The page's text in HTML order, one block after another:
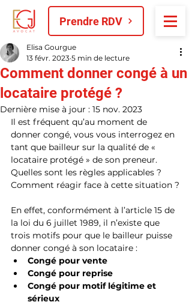
Prendre RDV
Comment donner congé à un
locataire protégé ?
Elisa Gourgue
13 févr. 2023 5 min de lecture
Dernière mise à jour : 15 nov. 2023
Il est fréquent qu’au moment de
donner congé, vous vous interrogez en
tant que bailleur sur la qualité de «
locataire protégé » de son preneur.
Quelles sont les règles applicables ?
Comment réagir face à cette situation ?
En effet, conformément à l’article 15 de
la loi du 6 juillet 1989, il n’existe que
trois motifs pour que le bailleur puisse
donner congé à son locataire :
Congé pour vente
Congé pour reprise
Congé pour motif légitime et
sérieux